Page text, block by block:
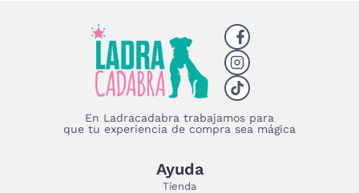
En Ladracadabra trabajamos para
que tu experiencia de compra sea mágica
Ayuda
Tienda